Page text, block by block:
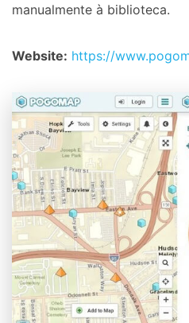
manualmente à biblioteca.
Website: https://